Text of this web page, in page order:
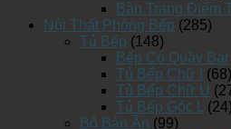
Bàn Trang Điểm
Nội Thất Phòng Bếp (285)
Tủ Bếp (148)
Bếp Có Quầy Bar
Tủ Bếp Chữ I
(68)
Tủ Bếp Chữ U
Tủ Bếp Góc L
(24)
Bộ Bàn Ăn (99)